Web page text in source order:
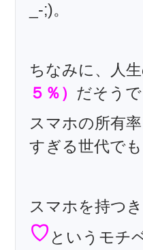
_-;)。
ちなみに、人
５％） だそう
スマホの所有
すぎる世代で
スマホを持つ
♡ というモチ